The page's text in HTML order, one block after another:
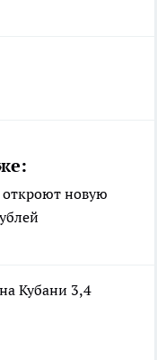
новую
Кубани 3,4